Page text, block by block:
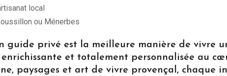
local
ou Ménerbes
guide privé est la meilleure manière de vivre
et totalement personnalisée au
paysages et art de vivre provençal, chaque